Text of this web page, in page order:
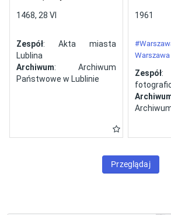
wystawiony w Lublinie,
Jana ze Szczekocin,
starostę
1468, 28 VI
Zespół: Akta miasta
Lublina
Archiwum: Archiwum
Państwowe w Lublinie
1961
Warszawa
Zespół:
Przeglądaj